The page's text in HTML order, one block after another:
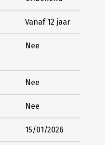
Vanaf 12 jaar
Nee
Nee
Nee
15/01/2026